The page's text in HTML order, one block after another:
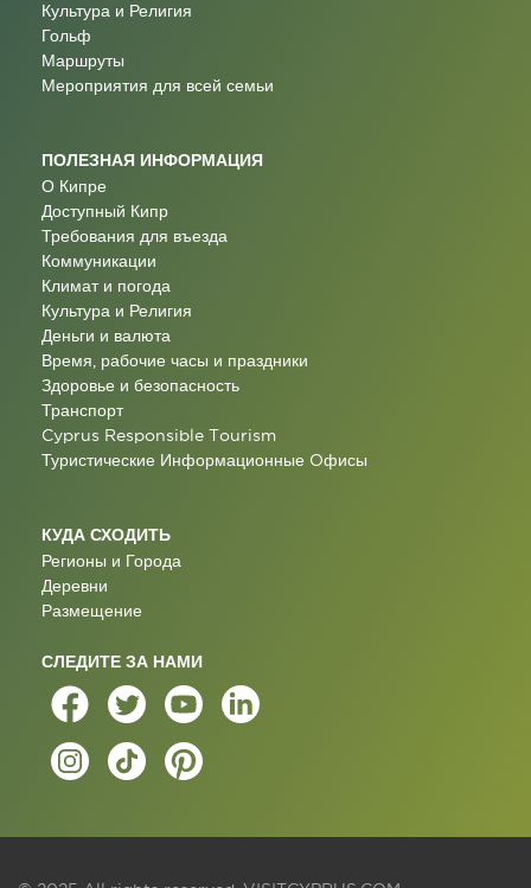
Культура и Религия
Гольф
Маршруты
Мероприятия для всей семьи
ПОЛЕЗНАЯ ИНФОРМАЦИЯ
О Кипре
Доступный Кипр
Требования для въезда
Коммуникации
Климат и погода
Культура и Религия
Деньги и валюта
Время, рабочие часы и праздники
Здоровье и безопасность
Транспорт
Cyprus Responsible Tourism
Туристические Информационные Oфисы
КУДА СХОДИТЬ
Регионы и Города
Деревни
Размещение
СЛЕДИТЕ ЗА НАМИ